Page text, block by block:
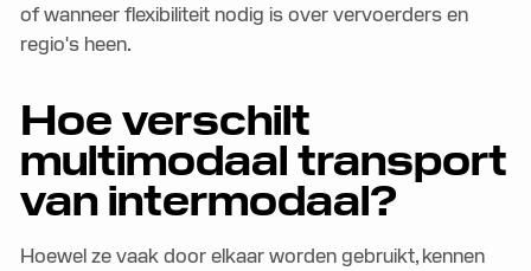
of wanneer flexibiliteit nodig is over vervoerders en
regio's heen.
Hoe verschilt
multimodaal transport
van intermodaal?
Hoewel ze vaak door elkaar worden gebruikt, kennen